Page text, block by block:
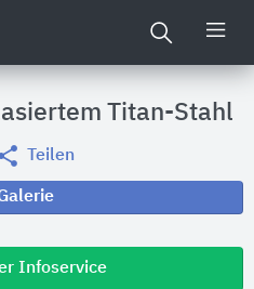
Titan-Stahl
Teilen
Infoservice